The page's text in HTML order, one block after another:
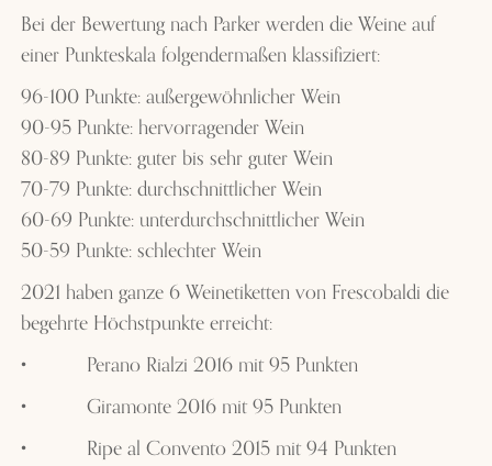
Bei der Bewertung nach Parker werden die Weine auf
einer Punkteskala folgendermaßen klassifiziert:
96-100 Punkte: außergewöhnlicher Wein
90-95 Punkte: hervorragender Wein
80-89 Punkte: guter bis sehr guter Wein
70-79 Punkte: durchschnittlicher Wein
60-69 Punkte: unterdurchschnittlicher Wein
50-59 Punkte: schlechter Wein
2021 haben ganze 6 Weinetiketten von Frescobaldi die
begehrte Höchstpunkte erreicht:
• Perano Rialzi 2016 mit 95 Punkten
•Giramonte 2016 mit 95 Punkten
• Ripe al Convento 2015 mit 94 Punkten